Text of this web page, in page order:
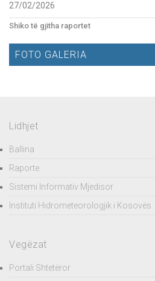
27/02/2026
Shiko të gjitha raportet
FOTO GALERIA
Lidhjet
Ballina
Raporte
Sistemi Informativ Mjedisor
Instituti Hidrometeorologjik i Kosovës
Vegëzat
Portali Shtetëror